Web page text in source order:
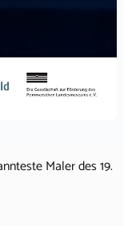
Maler des 19.